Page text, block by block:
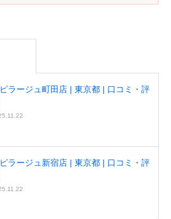
ラージュ町田店 | 東京都 | 口コミ・評
ラージュ新宿店 | 東京都 | 口コミ・評